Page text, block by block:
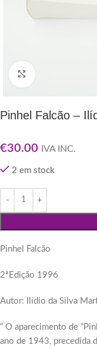
Pinhel Falcão –
€30.00 IVA INC.
2 em stock
Pinhel Falcão
2ªEdição 1996
Autor: Ilídio da Silva
“ O aparecimento de
ano de 1943, precedida